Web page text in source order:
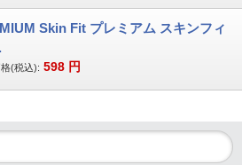
Skin Fit プレミアム スキンフィ
(税込): 598 円